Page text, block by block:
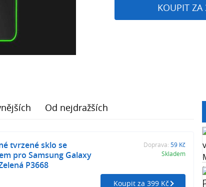
KOUPIT ZA
Od nejdražších
tvrzené sklo se
pro Samsung Galaxy
P3668
Doprava: 59 Kč
Skladem
Koupit za 399 Kč